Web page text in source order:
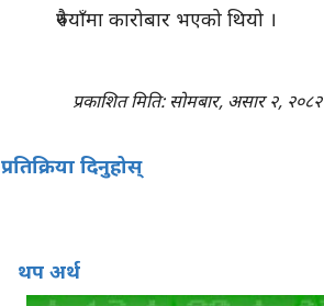
रुपैयाँमा कारोबार भएको थियो ।
प्रकाशित मिति: सोमबार, असार २, २०८२
प्रतिक्रिया दिनुहोस्
थप अर्थ